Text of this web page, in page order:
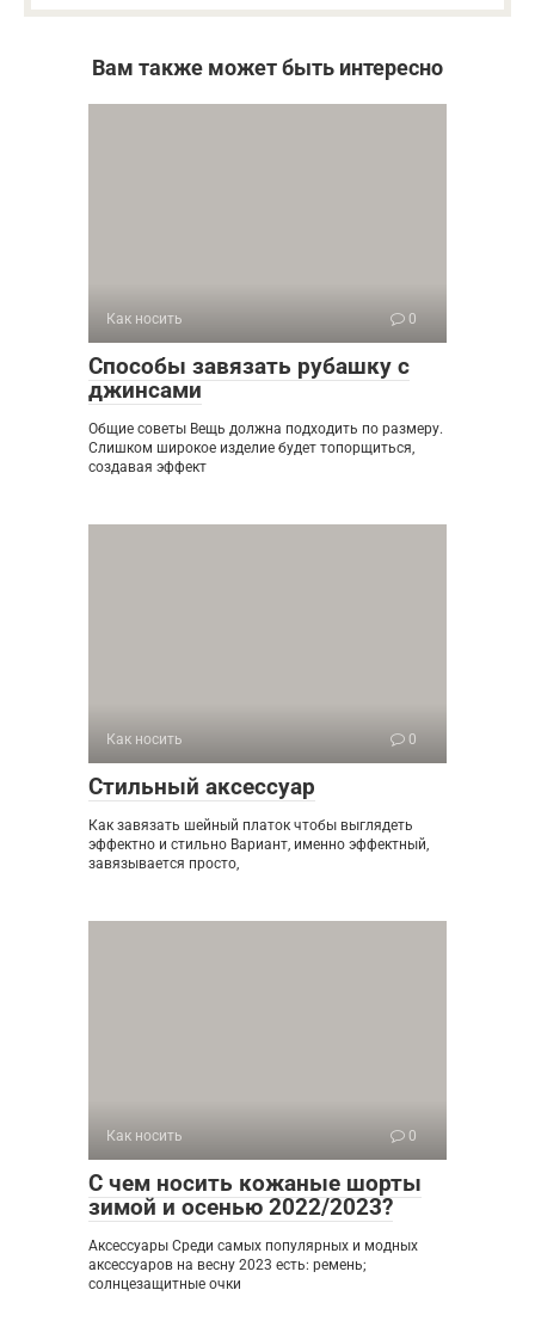
Вам также может быть интересно
Как носить 0
Способы завязать рубашку с
джинсами
Общие советы Вещь должна подходить по размеру.
Слишком широкое изделие будет топорщиться,
создавая эффект
Как носить 0
Стильный аксессуар
Как завязать шейный платок чтобы выглядеть
эффектно и стильно Вариант, именно эффектный,
завязывается просто,
Как носить 0
С чем носить кожаные шорты
зимой и осенью 2022/2023?
Аксессуары Среди самых популярных и модных
аксессуаров на весну 2023 есть: ремень;
солнцезащитные очки